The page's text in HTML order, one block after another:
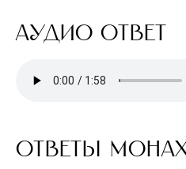
АУДИО ОТВЕТ
ОТВЕТЫ